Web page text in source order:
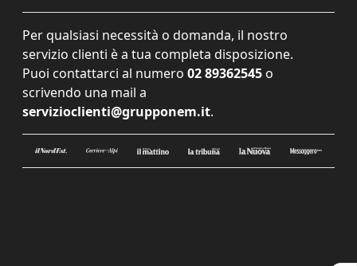
Per qualsiasi necessità o domanda, il nostro
servizio clienti è a tua completa disposizione.
Puoi contattarci al numero 02 89362545 o
scrivendo una mail a
servizioclienti@grupponem.it.